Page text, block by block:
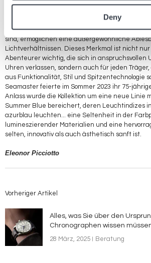
Deny
Zifferblättern widerspiegelt. Diese Indizes, die mit
photolumineszierenden Materialien wie Super-
sind, ermöglichen eine außergewöhnliche
Lichtverhältnissen. Dieses Merkmal ist nicht
Abenteurer wichtig, die sich in anspruchsvollen
Uhren verlassen, sondern auch für jeden Träger,
aus Funktionalität, Stil und Spitzentechnologie
Seamaster feierte im Sommer 2023 ihr 75-
Anlass wurde die Kollektion um eine neue Linie
Summer Blue bereichert, deren Leuchtindizes
azurblau leuchten... eine Seltenheit in der
lumineszierender Materialien und eine
selten, innovativ als auch ästhetisch sanft ist.
Eleonor Picciotto
Vorheriger Artikel
Alles, was Sie über den
Chronographen wissen
28 März, 2025
Beratung